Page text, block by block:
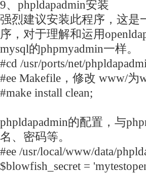
9、phpldapadmin安装
强烈建议安装此程序，这是
序，对于理解和运用
mysql的phpmyadmin一样。
#cd /usr/ports/net/
#ee Makefile，修改 www/为
#make install clean;
phpldapadmin的配置，与
名、密码等。
#ee /usr/local/www/data/
$blowfish_secret =